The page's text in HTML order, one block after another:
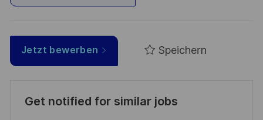
Jetzt bewerben Speichern
Get notified for similar jobs